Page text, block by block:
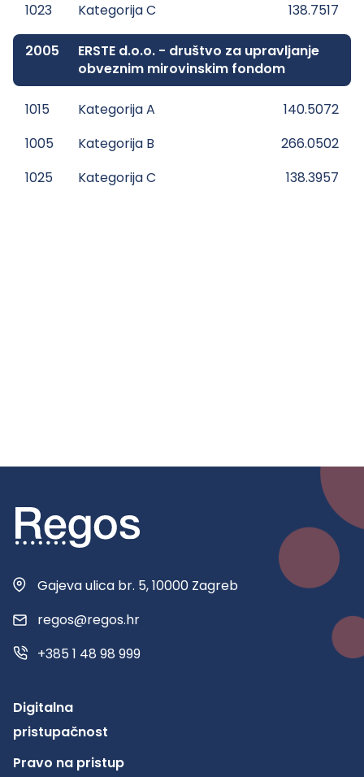
1023
Kategorija C 138.7517
2005
ERSTE d.o.o. - društvo za upravljanje
obveznim mirovinskim fondom
1015 Kategorija A
140.5072
1005
Kategorija B
266.0502
1025
Kategorija C 138.3957
Gajeva ulica br. 5, 10000 Zagreb
regos@regos.hr
+385 1 48 98 999
Digitalna
pristupačnost
Pravo na pristup